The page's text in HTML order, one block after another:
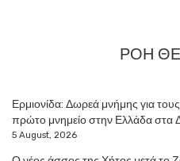
ΡΟΗ
Ερμιονίδα: Δωρεά μνήμης για
πρώτο μνημείο στην Ελλάδα στα
5 August, 2026